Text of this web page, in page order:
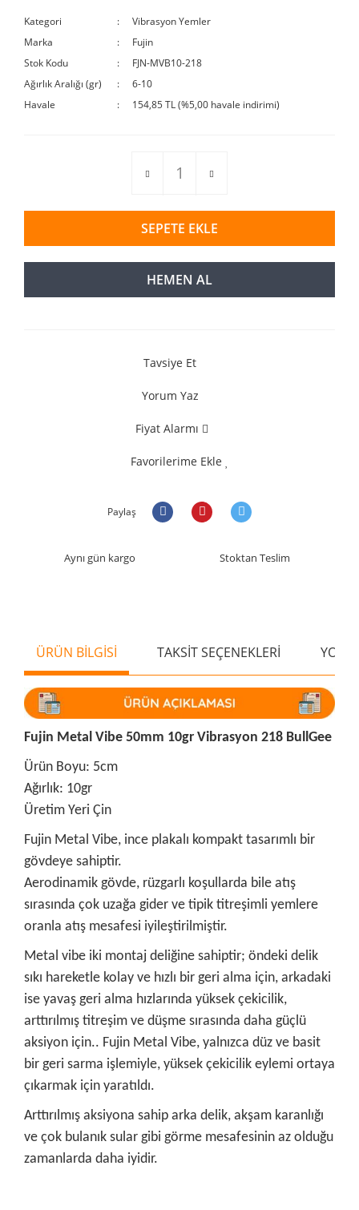
Kategori
Vibrasyon Yemler
Marka
Fujin
Stok Kodu
FJN-MVB10-218
Ağırlık Aralığı (gr)
6-10
Havale
154,85 TL (%5,00 havale indirimi)
SEPETE EKLE
HEMEN AL
Tavsiye Et
Yorum Yaz
Fiyat Alarmı
Favorilerime Ekle
Paylaş
Aynı gün kargo Stoktan Teslim
ÜRÜN BİLGİSİ TAKSİT SEÇENEKLERİ
Fujin Metal Vibe 50mm 10gr Vibrasyon 218 BullGee
Ürün Boyu: 5cm
Ağırlık: 10gr
Üretim Yeri Çin
Fujin Metal Vibe, ince plakalı kompakt tasarımlı bir
gövdeye sahiptir.
Aerodinamik gövde, rüzgarlı koşullarda bile atış
sırasında çok uzağa gider ve tipik titreşimli yemlere
oranla atış mesafesi iyileştirilmiştir.
Metal vibe iki montaj deliğine sahiptir; öndeki delik
sıkı hareketle kolay ve hızlı bir geri alma için, arkadaki
ise yavaş geri alma hızlarında yüksek çekicilik,
arttırılmış titreşim ve düşme sırasında daha güçlü
aksiyon için.. Fujin Metal Vibe, yalnızca düz ve basit
bir geri sarma işlemiyle, yüksek çekicilik eylemi ortaya
çıkarmak için yaratıldı.
Arttırılmış aksiyona sahip arka delik, akşam karanlığı
ve çok bulanık sular gibi görme mesafesinin az olduğu
zamanlarda daha iyidir.